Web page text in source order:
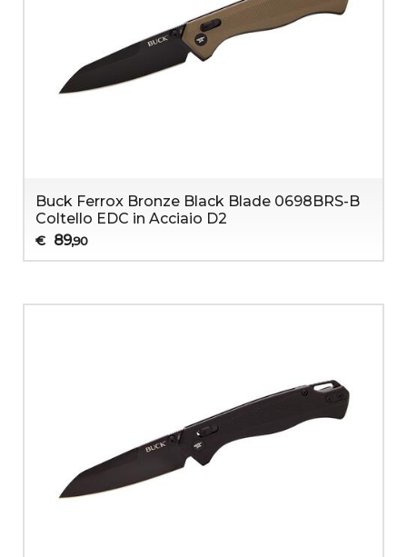
Buck Ferrox Bronze Black Blade 0698BRS-B
Coltello EDC in Acciaio D2
€ 89,90